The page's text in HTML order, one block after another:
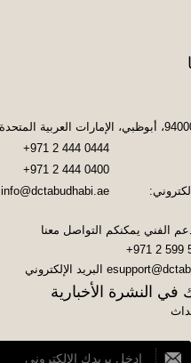
+971 2 444 0444
+971 2 444 0400
info@dctabudhabi.ae
الفني يمكنكم التواصل معنا
+971 2 599
البريد الإلكتروني
في النشرة الأخبارية